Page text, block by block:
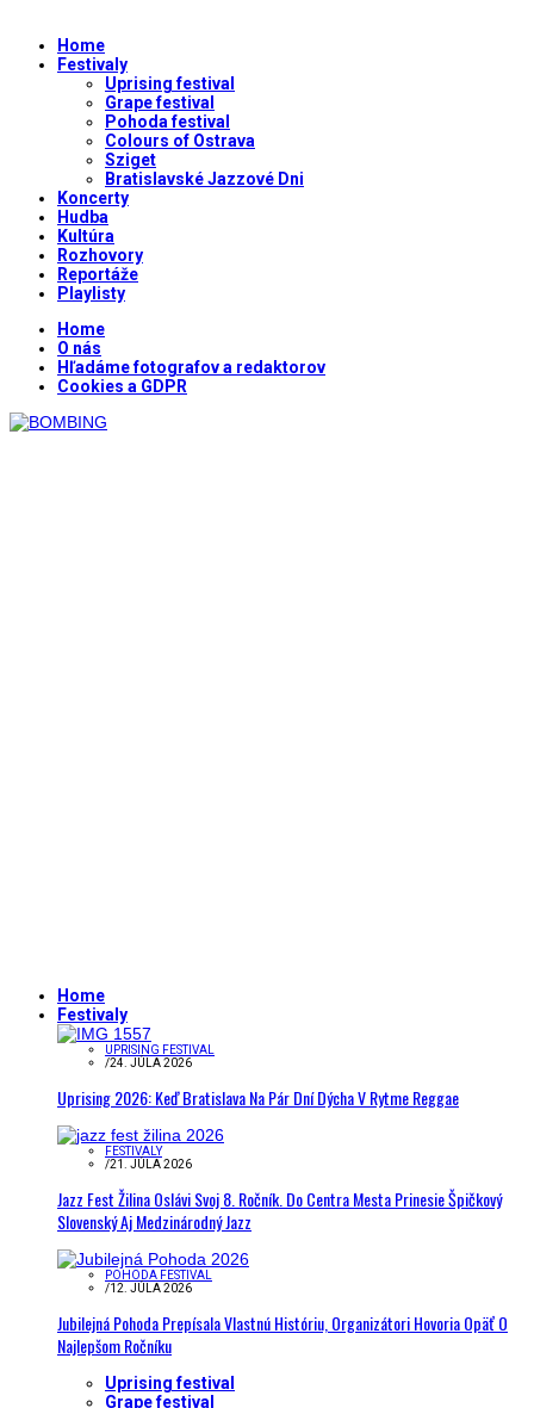
Home
Festivaly
Uprising festival
Grape festival
Pohoda festival
Colours of Ostrava
Sziget
Bratislavské Jazzové Dni
Koncerty
Hudba
Kultúra
Rozhovory
Reportáže
Playlisty
Home
O nás
Hľadáme fotografov a redaktorov
Cookies a GDPR
Home
Festivaly
UPRISING FESTIVAL
/24. JÚLA 2026
Uprising 2026: Keď Bratislava Na Pár Dní Dýcha V Rytme Reggae
FESTIVALY
/21. JÚLA 2026
Jazz Fest Žilina Oslávi Svoj 8. Ročník. Do Centra Mesta Prinesie Špičkový
Slovenský Aj Medzinárodný Jazz
POHODA FESTIVAL
/12. JÚLA 2026
Jubilejná Pohoda Prepísala Vlastnú Históriu, Organizátori Hovoria Opäť O
Najlepšom Ročníku
Uprising festival
Grape festival